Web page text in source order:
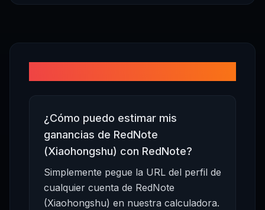
¿Cómo puedo estimar mis
ganancias de RedNote
(Xiaohongshu) con RedNote?
Simplemente pegue la URL del perfil de
cualquier cuenta de RedNote
(Xiaohongshu) en nuestra calculadora.